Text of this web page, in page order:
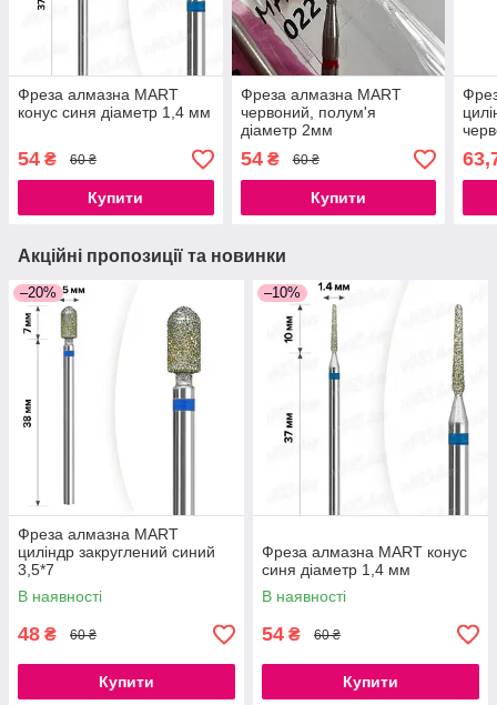
Фреза алмазна MART
конус синя діаметр 1,4 мм
54 ₴ 60 ₴
Купити
Фреза алмазна MART
червоний, полум'я
діаметр 2мм
54₴ 60 ₴
Купити
Акційні пропозиції та новинки
–20%
Фреза алмазна MART
циліндр закруглений синий
3,5*7
В наявності
48 ₴ 60 ₴
Купити
–10%
Фреза алмазна MART конус
синя діаметр 1,4 мм
В наявності
54 ₴ 60 ₴
Купити